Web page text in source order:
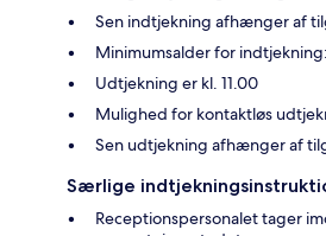
Sen indtjekning afhænger af
Minimumsalder for
Udtjekning er kl. 11.00
Mulighed for kontaktløs
Sen udtjekning afhænger af
Særlige
Receptionspersonalet tager